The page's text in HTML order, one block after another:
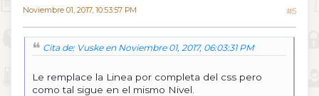
Noviembre 01, 2017, 10:53:57 PM #5
Cita de: Vuske en Noviembre 01, 2017, 06:03:31 PM
Le remplace la Linea por completa del css pero
como tal sigue en el mismo Nivel.